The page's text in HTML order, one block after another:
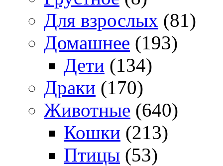
Для взрослых (81)
Домашнее (193)
Дети (134)
Драки (170)
Животные (640)
Кошки (213)
Птицы (53)